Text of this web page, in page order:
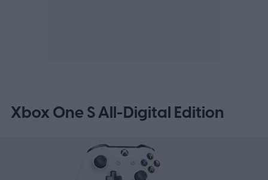
Xbox One S All-Digital Edition